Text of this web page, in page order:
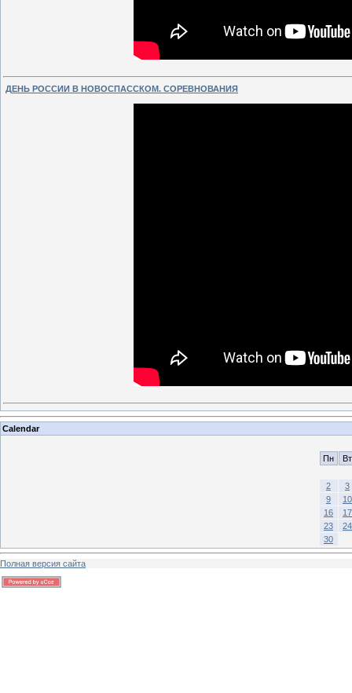
ДЕНЬ РОССИИ В НОВОСПАССКОМ. СОРЕВНОВАНИЯ
Calendar
Пн Вт
2
3
9
10
16
17
23
24
30
Полная версия сайта